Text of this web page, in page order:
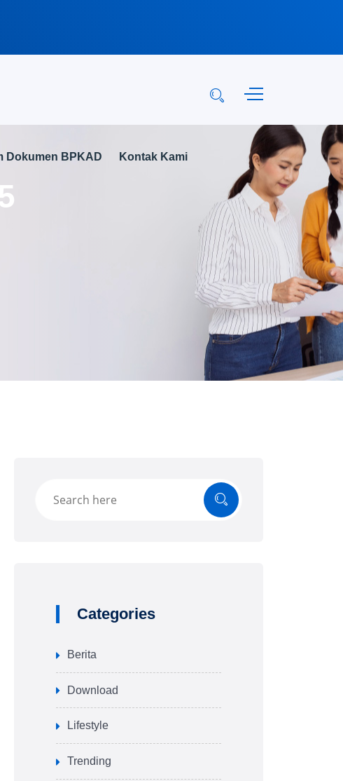
Dokumen BPKAD Kontak Kami
Categories
Berita
Download
Lifestyle
Trending